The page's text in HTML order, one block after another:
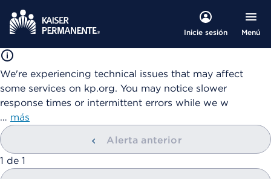
Inicie sesión Menú
We're experiencing technical issues that may affect
some services on kp.org. You may notice slower
response times or intermittent errors while we w
… más
Alerta anterior
mostrando
1 de 1